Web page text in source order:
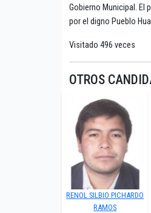
Gobierno Municipal. El
por el digno Pueblo
Visitado 496 veces
OTROS
RENOL SILBIO PICHARDO
RAMOS